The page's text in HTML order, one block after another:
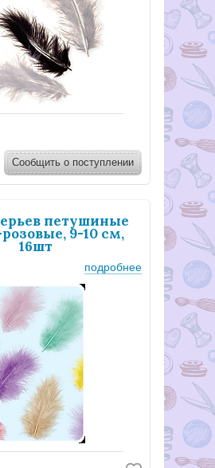
Сообщить о поступлении
петушиные
9-10 см,
16шт
подробнее